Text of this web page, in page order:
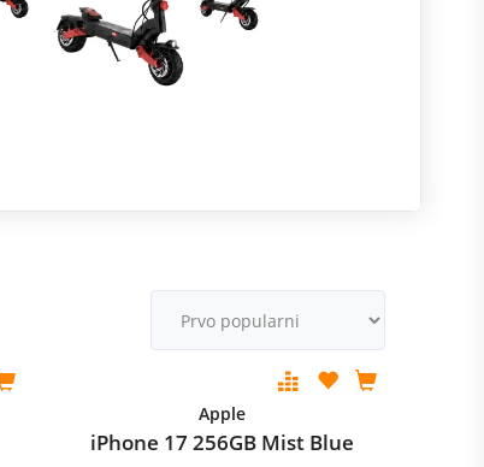
Apple
iPhone 17 256GB Mist Blue